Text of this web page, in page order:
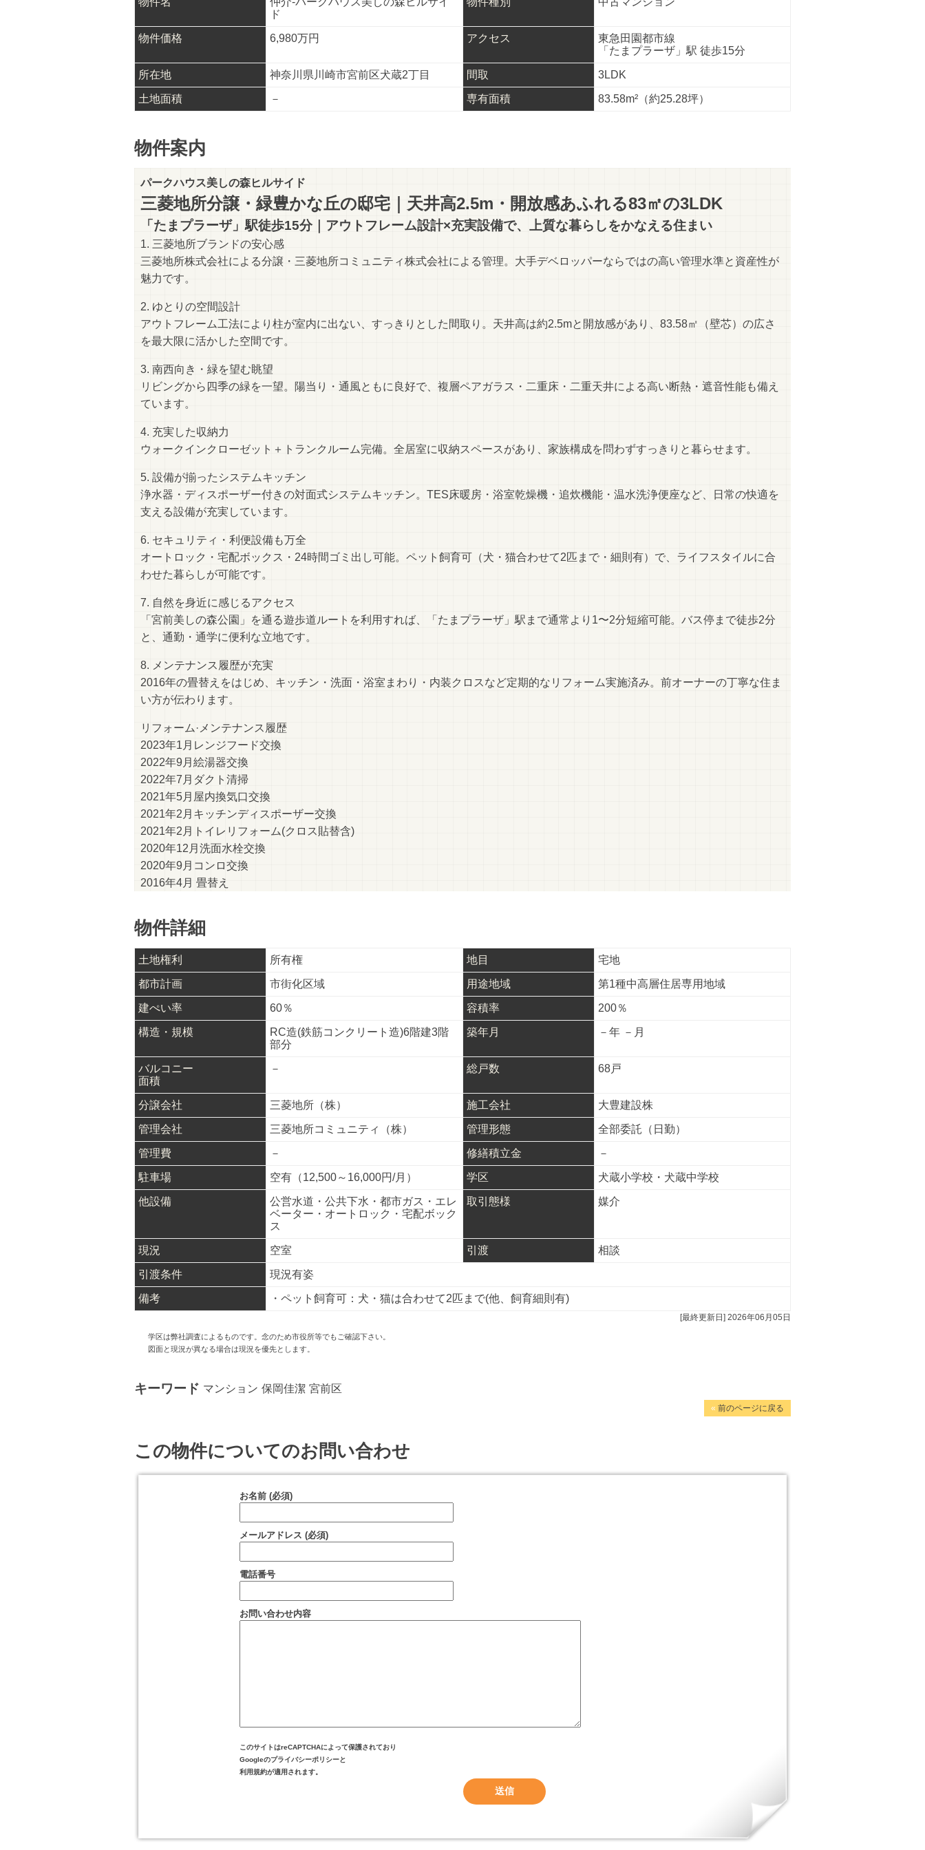
ド
物件価格 6,980万円 アクセス
東急田園都市線
「たまプラーザ」駅 徒歩15分
所在地 神奈川県川崎市宮前区犬蔵2丁目 間取 3LDK
土地面積 － 専有面積 83.58m²（約25.28坪）
物件案内
パークハウス美しの森ヒルサイド
三菱地所分譲・緑豊かな丘の邸宅｜天井高2.5m・開放感あふれる83㎡の3LDK
「たまプラーザ」駅徒歩15分｜アウトフレーム設計×充実設備で、上質な暮らしをかなえる住まい
1. 三菱地所ブランドの安心感
三菱地所株式会社による分譲・三菱地所コミュニティ株式会社による管理。大手デベロッパーならではの高い管理水準と資産性が
魅力です。
2. ゆとりの空間設計
アウトフレーム工法により柱が室内に出ない、すっきりとした間取り。天井高は約2.5mと開放感があり、83.58㎡（壁芯）の広さ
を最大限に活かした空間です。
3. 南西向き・緑を望む眺望
リビングから四季の緑を一望。陽当り・通風ともに良好で、複層ペアガラス・二重床・二重天井による高い断熱・遮音性能も備え
ています。
4. 充実した収納力
ウォークインクローゼット＋トランクルーム完備。全居室に収納スペースがあり、家族構成を問わずすっきりと暮らせます。
5. 設備が揃ったシステムキッチン
浄水器・ディスポーザー付きの対面式システムキッチン。TES床暖房・浴室乾燥機・追炊機能・温水洗浄便座など、日常の快適を
支える設備が充実しています。
6. セキュリティ・利便設備も万全
オートロック・宅配ボックス・24時間ゴミ出し可能。ペット飼育可（犬・猫合わせて2匹まで・細則有）で、ライフスタイルに合
わせた暮らしが可能です。
7. 自然を身近に感じるアクセス
「宮前美しの森公園」を通る遊歩道ルートを利用すれば、「たまプラーザ」駅まで通常より1〜2分短縮可能。バス停まで徒歩2分
と、通勤・通学に便利な立地です。
8. メンテナンス履歴が充実
2016年の畳替えをはじめ、キッチン・洗面・浴室まわり・内装クロスなど定期的なリフォーム実施済み。前オーナーの丁寧な住ま
い方が伝わります。
リフォーム·メンテナンス履歴
2023年1月レンジフード交換
2022年9月絵湯器交換
2022年7月ダクト清掃
2021年5月屋内換気口交換
2021年2月キッチンディスポーザー交換
2021年2月トイレリフォーム(クロス貼替含)
2020年12月洗面水栓交換
2020年9月コンロ交換
2016年4月 畳替え
物件詳細
土地権利 所有権 地目 宅地
都市計画 市街化区域 用途地域 第1種中高層住居専用地域
建ぺい率 60％ 容積率 200％
構造・規模
RC造(鉄筋コンクリート造)6階建3階
部分
築年月 －年 －月
バルコニー
面積
－ 総戸数 68戸
分譲会社 三菱地所（株） 施工会社 大豊建設株
管理会社 三菱地所コミュニティ（株） 管理形態 全部委託（日勤）
管理費 － 修繕積立金 －
駐車場 空有（12,500～16,000円/月） 学区 犬蔵小学校・犬蔵中学校
他設備
公営水道・公共下水・都市ガス・エレ
ベーター・オートロック・宅配ボック
ス
取引態様 媒介
現況 空室 引渡 相談
引渡条件 現況有姿
備考 ・ペット飼育可：犬・猫は合わせて2匹まで(他、飼育細則有)
[最終更新日] 2026年06月05日
学区は弊社調査によるものです。念のため市役所等でもご確認下さい。
図面と現況が異なる場合は現況を優先とします。
キーワード マンション 保岡佳潔 宮前区
« 前のページに戻る
この物件についてのお問い合わせ
お名前 (必須)
メールアドレス (必須)
電話番号
お問い合わせ内容
このサイトはreCAPTCHAによって保護されており
Googleのプライバシーポリシーと
利用規約が適用されます。